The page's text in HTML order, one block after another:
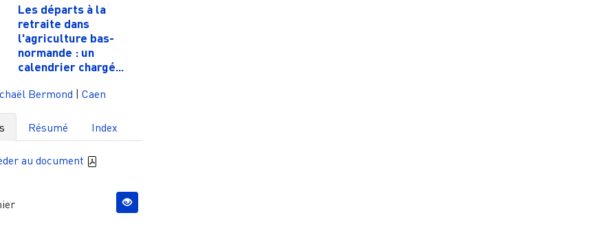
Les départs à la
retraite dans
l'agriculture bas-
normande : un
calendrier chargé...
Bermond | Caen
Résumé Index
au document